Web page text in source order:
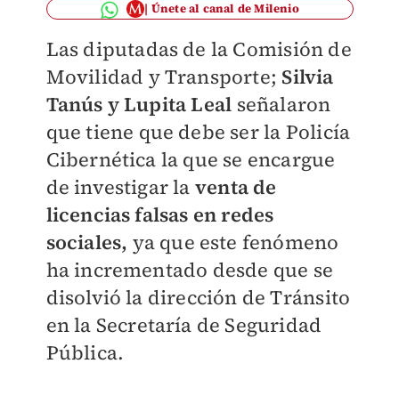
Únete al canal de Milenio
Las diputadas de la Comisión de
Movilidad y Transporte; Silvia
Tanús y Lupita Leal señalaron
que tiene que debe ser la Policía
Cibernética la que se encargue
de investigar la venta de
licencias falsas en redes
sociales, ya que este fenómeno
ha incrementado desde que se
disolvió la dirección de Tránsito
en la Secretaría de Seguridad
Pública.